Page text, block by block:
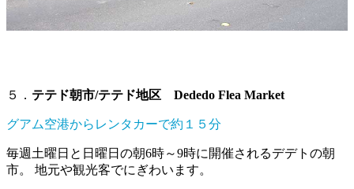
５． テテド朝市/テテド地区 Dededo Flea Market
グアム空港からレンタカーで約１５分
毎週土曜日と日曜日の朝6時～9時に開催されるデデトの朝
市。 地元や観光客でにぎわいます。